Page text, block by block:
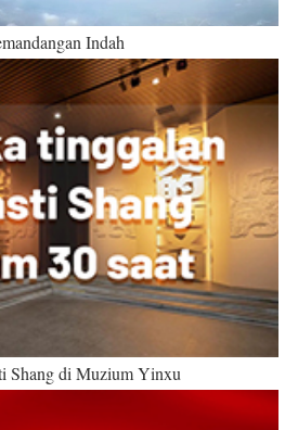
Indah
Shang di Muzium Yinxu